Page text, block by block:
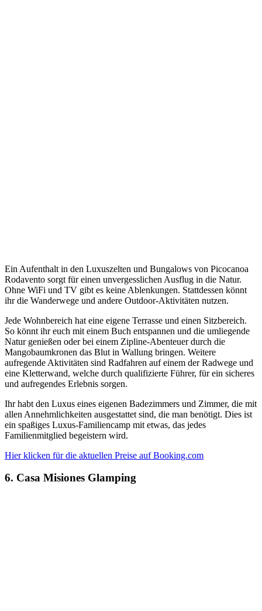
Ein Aufenthalt in den Luxuszelten und Bungalows von Picocanoa
Rodavento sorgt für einen unvergesslichen Ausflug in die Natur.
Ohne WiFi und TV gibt es keine Ablenkungen. Stattdessen könnt
ihr die Wanderwege und andere Outdoor-Aktivitäten nutzen.
Jede Wohnbereich hat eine eigene Terrasse und einen Sitzbereich.
So könnt ihr euch mit einem Buch entspannen und die umliegende
Natur genießen oder bei einem Zipline-Abenteuer durch die
Mangobaumkronen das Blut in Wallung bringen. Weitere
aufregende Aktivitäten sind Radfahren auf einem der Radwege und
eine Kletterwand, welche durch qualifizierte Führer, für ein sicheres
und aufregendes Erlebnis sorgen.
Ihr habt den Luxus eines eigenen Badezimmers und Zimmer, die mit
allen Annehmlichkeiten ausgestattet sind, die man benötigt. Dies ist
ein spaßiges Luxus-Familiencamp mit etwas, das jedes
Familienmitglied begeistern wird.
Hier klicken für die aktuellen Preise auf Booking.com
6. Casa Misiones Glamping